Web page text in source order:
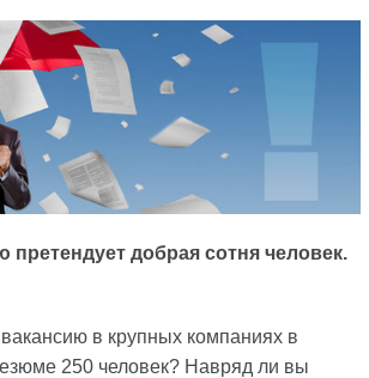
претендует добрая сотня человек.
в крупных компаниях в
250 человек? Навряд ли вы